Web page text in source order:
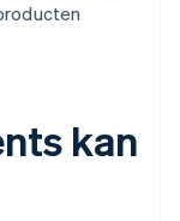
kan